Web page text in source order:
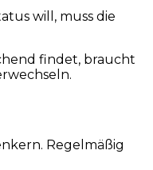
will, muss die
findet, braucht
Regelmäßig